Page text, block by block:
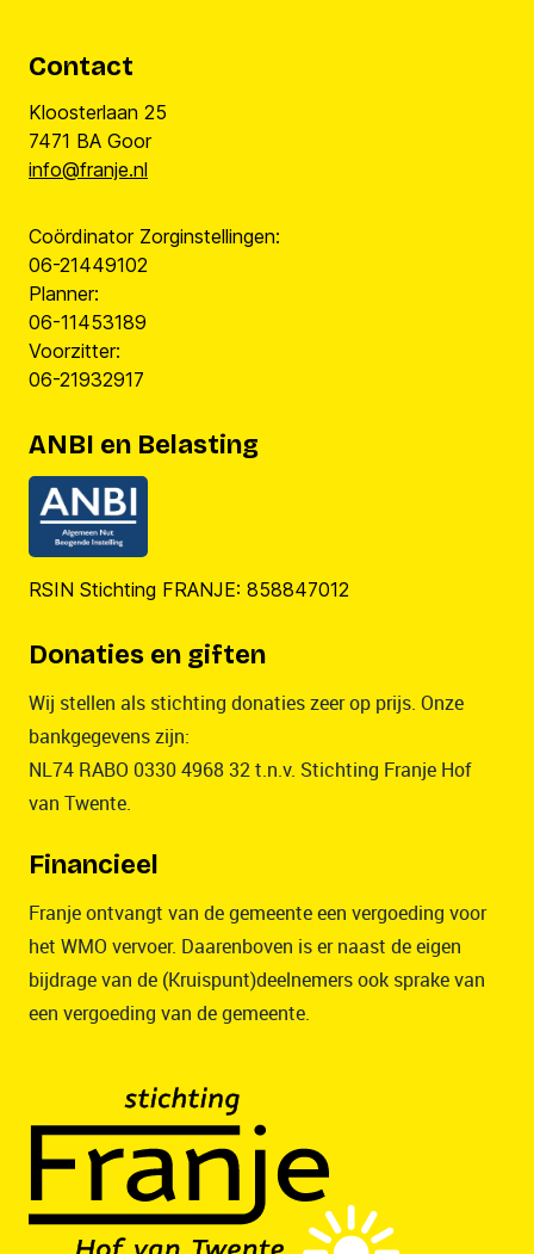
Contact
Kloosterlaan 25
7471 BA Goor
info@franje.nl
Coördinator Zorginstellingen:
06-21449102
Planner:
06-11453189
Voorzitter:
06-21932917
ANBI en Belasting
RSIN Stichting FRANJE: 858847012
Donaties en giften
Wij stellen als stichting donaties zeer op prijs. Onze
bankgegevens zijn:
NL74 RABO 0330 4968 32 t.n.v. Stichting Franje Hof
van Twente.
Financieel
Franje ontvangt van de gemeente een vergoeding voor
het WMO vervoer. Daarenboven is er naast de eigen
bijdrage van de (Kruispunt)deelnemers ook sprake van
een vergoeding van de gemeente.